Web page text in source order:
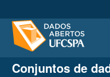
Conjuntos de dados
Conjuntos de